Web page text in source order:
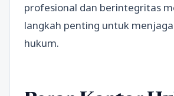
profesional dan berintegritas
langkah penting untuk
hukum.